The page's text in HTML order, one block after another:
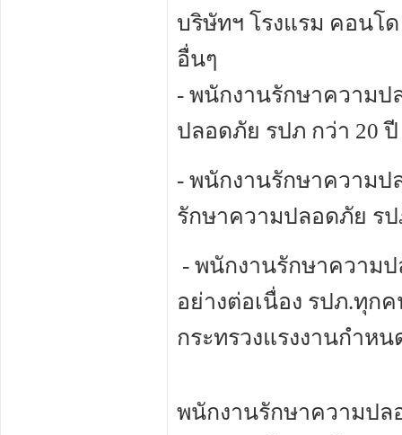
บริษัทฯ โรงแรม คอนโ
อื่นๆ
- พนักงานรักษาความ
ปลอดภัย รปภ กว่า 20 ปี
- พนักงานรักษาความ
รักษาความปลอดภัย ร
- พนักงานรักษาความ
อย่างต่อเนื่อง รปภ.ทุก
กระทรวงแรงงานกำหน
พนักงานรักษาความปล